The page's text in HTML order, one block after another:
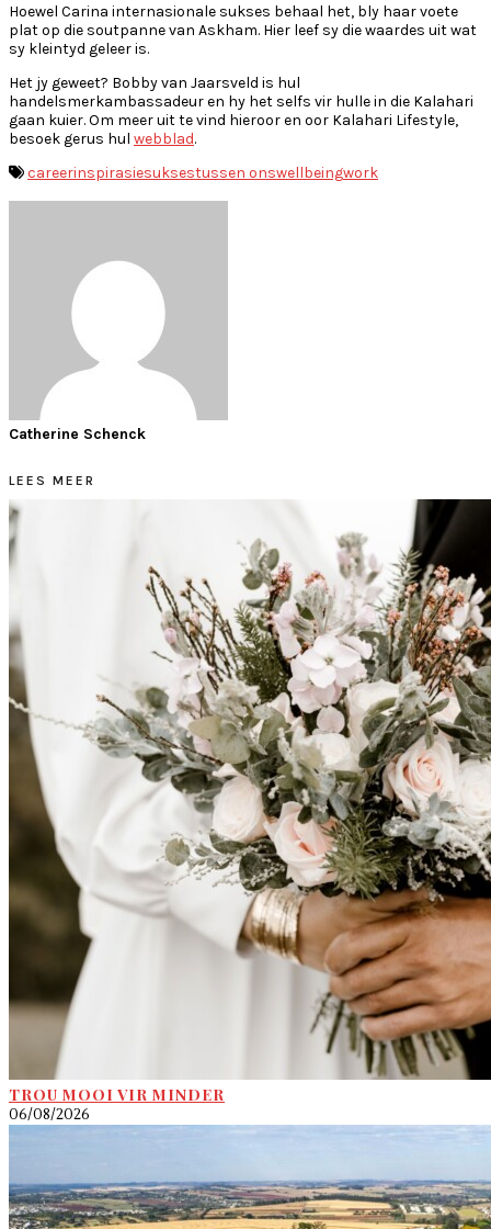
Hoewel Carina internasionale sukses behaal het, bly haar voete
plat op die soutpanne van Askham. Hier leef sy die waardes uit wat
sy kleintyd geleer is.
Het jy geweet? Bobby van Jaarsveld is hul
handelsmerkambassadeur en hy het selfs vir hulle in die Kalahari
gaan kuier. Om meer uit te vind hieroor en oor Kalahari Lifestyle,
besoek gerus hul webblad.
careerinspirasiesuksestussen onswellbeingwork
Catherine Schenck
LEES MEER
TROU MOOI VIR MINDER
06/08/2026